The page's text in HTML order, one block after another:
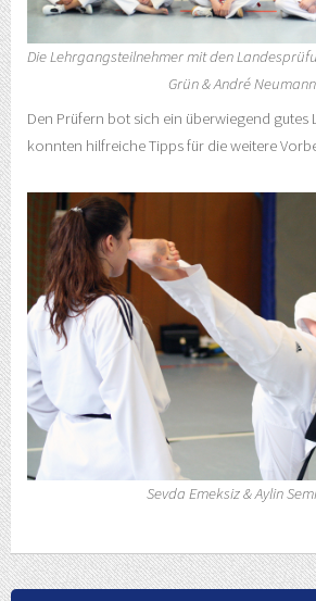
Die Lehrgangsteilnehmer mit den
Grün & André
Den Prüfern bot sich ein überwiegend gutes
konnten hilfreiche Tipps für die weitere
Sevda Emeksiz & Aylin